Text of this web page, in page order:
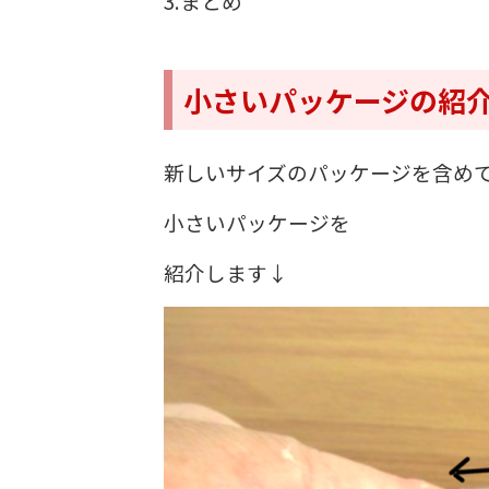
小さいパッケージの紹
新しいサイズのパッケージを含め
小さいパッケージを
紹介します↓